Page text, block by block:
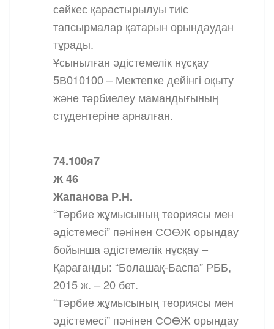
сәйкес қарастырылуы тиіс
тапсырмалар қатарын орындаудан
тұрады.
Ұсынылған әдістемелік нұсқау
5В010100 – Мектепке дейінгі оқыту
және тәрбиелеу мамандығының
студентеріне арналған.
74.100я7
Ж 46
Жапанова Р.Н.
“Тәрбие жұмысының теориясы мен
әдістемесі” пәнінен СОӨЖ орындау
бойынша әдістемелік нұсқау –
Қарағанды: “Болашақ-Баспа” РББ,
2015 ж. – 20 бет.
“Тәрбие жұмысының теориясы мен
әдістемесі” пәнінен СОӨЖ орындау